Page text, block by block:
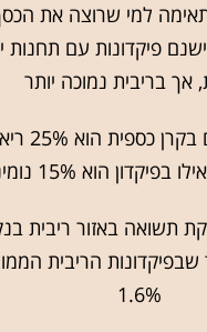
למי שרוצה את
פיקדונות עם תחנות
אך בריבית נמוכה יותר
המס על
הוא 15% נומינלי
תשואה באזור ריבית
בעוד שבפיקדונות הריבית
1.6%